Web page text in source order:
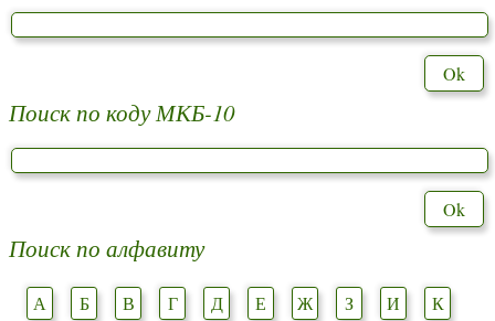
Поиск по коду МКБ-10
Поиск по алфавиту
А Б В Г Д Е Ж З И К